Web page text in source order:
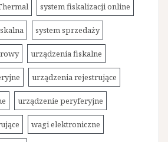
system fiskalizacji online
system sprzedaży
urządzenia fiskalne
urządzenia rejestrujące
urządzenie peryferyjne
wagi elektroniczne